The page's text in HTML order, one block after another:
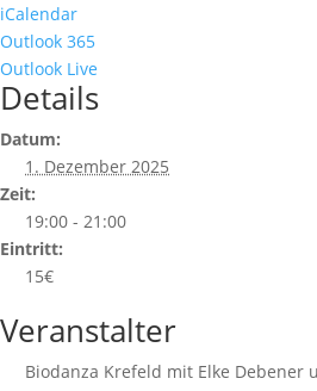
iCalendar
Outlook 365
Outlook Live
Details
Datum:
1. Dezember 2025
Zeit:
19:00 - 21:00
Eintritt:
15€
Veranstalter
Biodanza Krefeld mit Elke Debener